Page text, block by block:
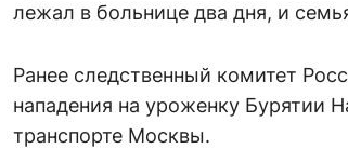
лежал в больнице два дня, и
Ранее следственный комитет
нападения на уроженку Бурятии
транспорте Москвы.